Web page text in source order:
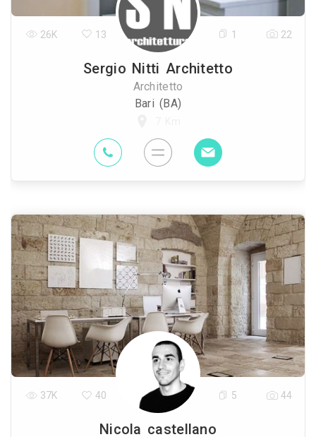
Sergio Nitti Architetto
Architetto
Bari (BA)
26K 13 1 22
Nicola castellano
37K 40 5 44